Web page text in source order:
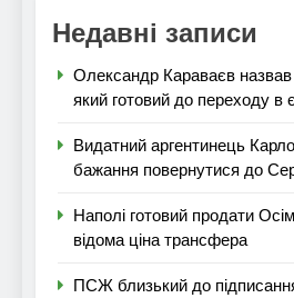
Недавні записи
Олександр Караваєв
який готовий до переходу в
Видатний аргентинець
бажання повернутися до
Наполі готовий продати
відома ціна трансфера
ПСЖ близький до